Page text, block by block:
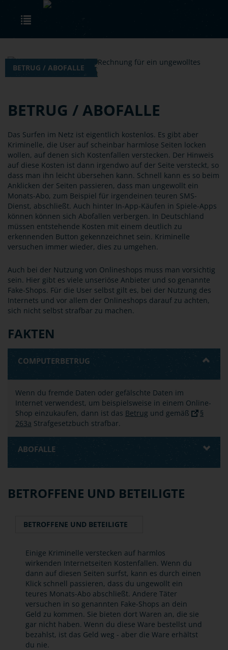
Skip to main content
BETRUG / ABOFALLE
BETRUG / ABOFALLE
Das Surfen im Netz ist eigentlich kostenlos. Es gibt aber
Kriminelle, die User auf scheinbar harmlose Seiten locken
wollen, auf denen sich Kostenfallen verstecken. Der Hinweis
auf diese Kosten ist dann irgendwo auf der Seite versteckt, so
dass man ihn leicht übersehen kann. Schnell kann es so beim
Anklicken der Seiten passieren, dass man ungewollt ein
Monats-Abo, zum Beispiel für irgendeinen teuren SMS-
Dienst, abschließt. Auch hinter In-App-Käufen in Spiele-Apps
können können sich Abofallen verbergen. In Deutschland
müssen entstehende Kosten mit einem deutlich zu
erkennenden Button gekennzeichnet sein. Kriminelle
versuchen immer wieder, dies zu umgehen.
Auch bei der Nutzung von Onlineshops muss man vorsichtig
sein. Hier gibt es viele unseriöse Anbieter und so genannte
Fake-Shops. Für die User selbst gilt es, bei der Nutzung des
Internets und vor allem der Onlineshops darauf zu achten,
sich nicht selbst strafbar zu machen.
FAKTEN
COMPUTERBETRUG
Wenn du fremde Daten oder gefälschte Daten im
Internet verwendest, um beispielsweise in einem Online-
Shop einzukaufen, dann ist das Betrug und gemäß
§
263a Strafgesetzbuch strafbar.
ABOFALLE
BETROFFENE UND BETEILIGTE
BETROFFENE UND BETEILIGTE
Einige Kriminelle verstecken auf harmlos
wirkenden Internetseiten Kostenfallen. Wenn du
dann auf diesen Seiten surfst, kann es durch einen
Klick schnell passieren, dass du ungewollt ein
teures Monats-Abo abschließt. Andere Täter
versuchen in so genannten Fake-Shops an dein
Geld zu kommen. Sie bieten dort Waren an, die sie
gar nicht haben. Wenn du diese Ware bestellst und
bezahlst, ist das Geld weg - aber die Ware erhältst
du nie.